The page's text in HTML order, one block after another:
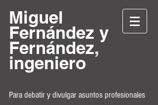
Miguel
Fernández y
Fernández,
ingeniero
Para debatir y divulgar asuntos profesionales